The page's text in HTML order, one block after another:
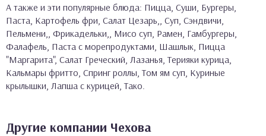
А также и эти популярные блюда: Пицца, Суши, Бургеры,
Паста, Картофель фри, Салат Цезарь,, Суп, Сэндвичи,
Пельмени,, Фрикадельки,, Мисо суп, Рамен, Гамбургеры,
Фалафель, Паста с морепродуктами, Шашлык, Пицца
"Маргарита", Салат Греческий, Лазанья, Терияки курица,
Кальмары фритто, Спринг роллы, Том ям суп, Куриные
крылышки, Лапша с курицей, Тако.
Другие компании Чехова